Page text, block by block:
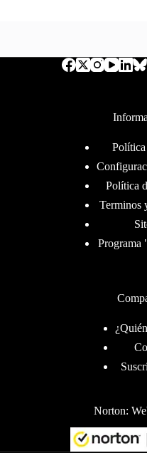
Política
Terminos
Programa
Norton: